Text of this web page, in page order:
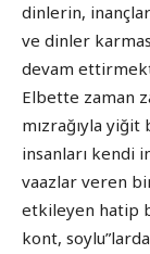
dinlerin,
ve dinler
devam
Elbette zaman
mızrağıyla
insanları kendi
vaazlar veren
etkileyen hatip
kont,